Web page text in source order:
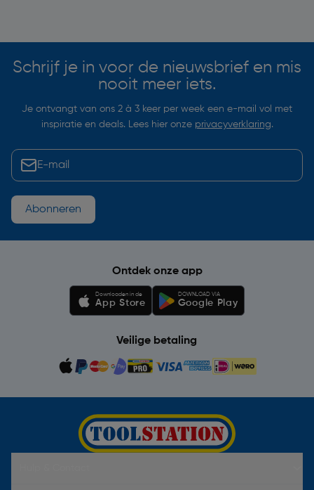
Schrijf je in voor de nieuwsbrief en mis
nooit meer iets.
Je ontvangt van ons 2 à 3 keer per week een e-mail vol met
inspiratie en deals. Lees hier onze privacyverklaring.
Abonneren
Ontdek onze app
Downloaden in de
App Store
DOWNLOAD VIA
Google Play
Veilige betaling